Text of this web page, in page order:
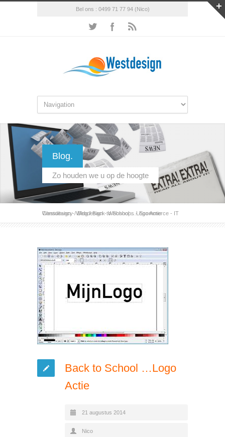
Bel ons : 0499 71 77 94 (Nico)
Blog.
Zo houden we u op de hoogte
Westdesign - Webdesign - Webshops - Ecommerce - IT Consultancy/Blog/Back to School …Logo Actie
Back to School …Logo
Actie
21 augustus 2014
Nico